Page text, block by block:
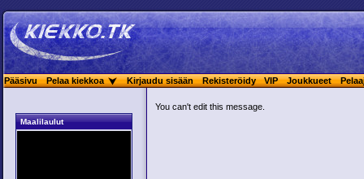
Pääsivu Pelaa kiekkoa Kirjaudu sisään Rekisteröidy VIP Joukkueet
Maalilaulut
You can't edit this message.